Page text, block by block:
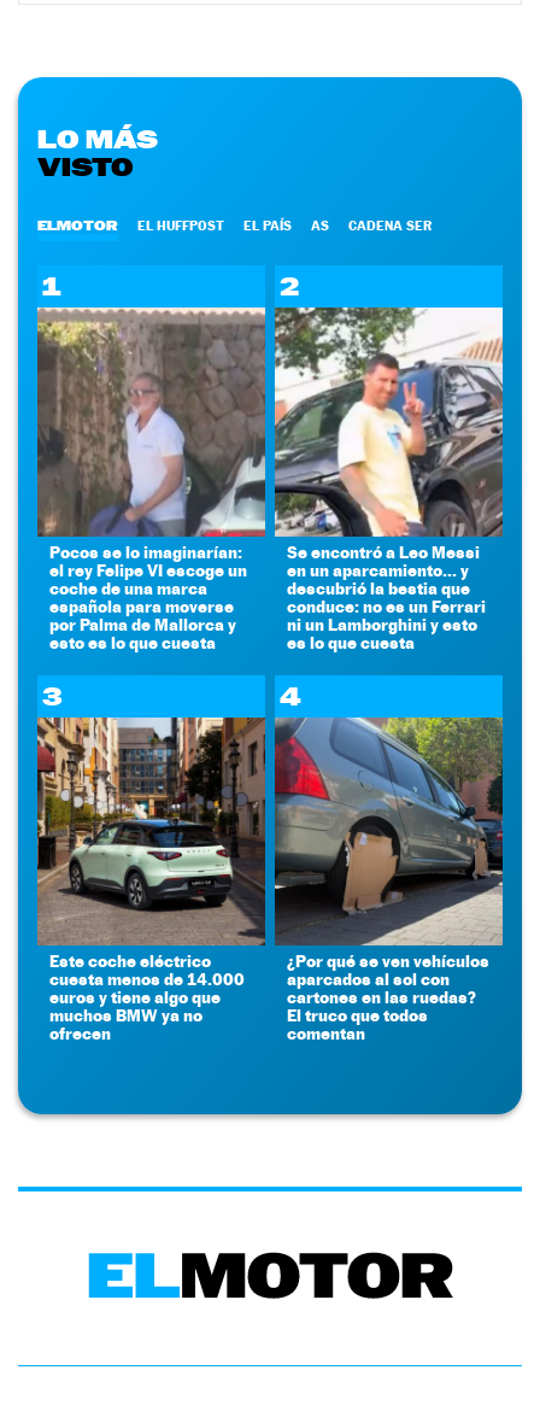
LO MÁS
VISTO
ELMOTOR EL HUFFPOST EL PAÍS AS CADENA SER
1
Pocos se lo imaginarían:
el rey Felipe VI escoge un
coche de una marca
española para moverse
por Palma de Mallorca y
esto es lo que cuesta
2
Se encontró a Leo Messi
en un aparcamiento... y
descubrió la bestia que
conduce: no es un Ferrari
ni un Lamborghini y esto
es lo que cuesta
3
Este coche eléctrico
cuesta menos de 14.000
euros y tiene algo que
muchos BMW ya no
ofrecen
4
¿Por qué se ven vehículos
aparcados al sol con
cartones en las ruedas?
El truco que todos
comentan